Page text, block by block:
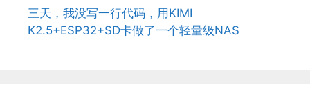
三天，我没写一行代码，用KIMI
K2.5+ESP32+SD卡做了一个轻量级NAS